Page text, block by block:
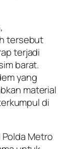
tersebut
terjadi
barat.
yang
material
di
Metro